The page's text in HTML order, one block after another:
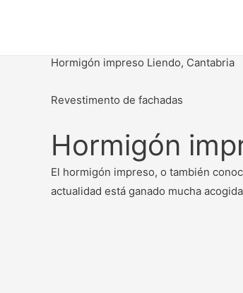
Hormigón impreso Liendo, Cantabria
Revestimento de fachadas
Hormigón
El hormigón impreso, o también
actualidad está ganado mucha